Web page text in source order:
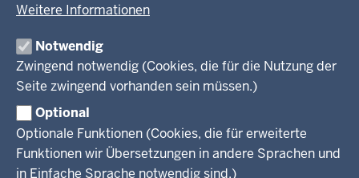
Weitere Informationen
Notwendig
Zwingend notwendig (Cookies, die für die Nutzung der
Seite zwingend vorhanden sein müssen.)
Optional
Optionale Funktionen (Cookies, die für erweiterte
Funktionen wir Übersetzungen in andere Sprachen und
in Einfache Sprache notwendig sind.)
in
der
Fußzeile
Menü
Ministerium
Kinder
Jugend
Familie
LSBTIQ*
Gleichstellung
Flucht
Presse
Pressemitteilungen
Pressekontakt
Fotos
RSS-Feeds
Service
Broschürenservice
Bibliothek
#WTFuture